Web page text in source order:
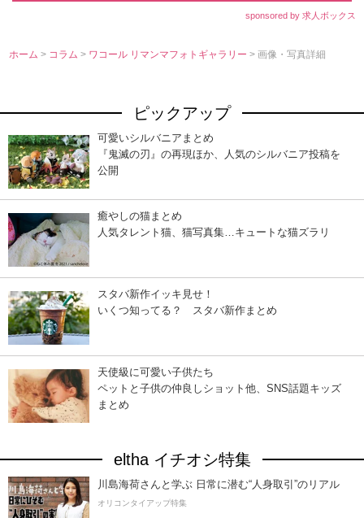
sponsored by 求人ボックス
ホーム > コラム> ワコール リマンマフォトギャラリー> 画像・写真詳細
ピックアップ
可愛いシルバニアまとめ
『鬼滅の刃』の再現ほか、人気のシルバニア投稿を
公開
癒やしの猫まとめ
人気タレント猫、猫写真集…キュートな猫ズラリ
スタバ新作イッキ見せ！
いくつ知ってる？ スタバ新作まとめ
天使級に可愛い子供たち
ペットと子供の仲良しショット他、SNS話題キッズ
まとめ
eltha イチオシ特集
川島海荷さんと学ぶ 日常に潜む“人身取引”のリアル
オリコンタイアップ特集